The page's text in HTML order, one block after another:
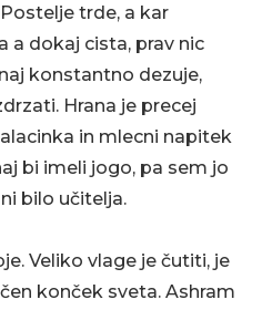
trde, a kar
a dokaj cista, prav nic
konstantno dezuje,
Hrana je precej
in mlecni napitek
bi imeli jogo, pa sem jo
bilo učitelja.
Veliko vlage je čutiti, je
konček sveta. Ashram